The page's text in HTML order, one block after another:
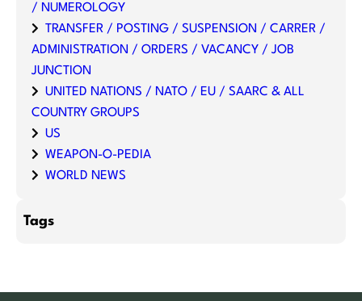
/ NUMEROLOGY
TRANSFER / POSTING / SUSPENSION / CARRER /
ADMINISTRATION / ORDERS / VACANCY / JOB
JUNCTION
UNITED NATIONS / NATO / EU / SAARC & ALL
COUNTRY GROUPS
US
WEAPON-O-PEDIA
WORLD NEWS
Tags